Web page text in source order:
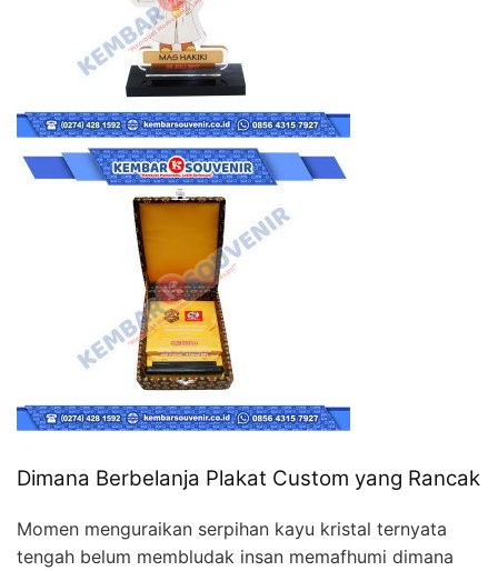
Dimana Berbelanja Plakat Custom yang Rancak
Momen menguraikan serpihan kayu kristal ternyata
tengah belum membludak insan memafhumi dimana